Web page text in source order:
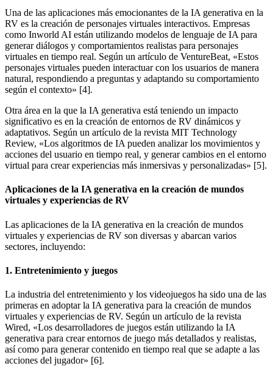
Una de las aplicaciones más emocionantes de la IA generativa en la
RV es la creación de personajes virtuales interactivos. Empresas
como Inworld AI están utilizando modelos de lenguaje de IA para
generar diálogos y comportamientos realistas para personajes
virtuales en tiempo real. Según un artículo de VentureBeat, «Estos
personajes virtuales pueden interactuar con los usuarios de manera
natural, respondiendo a preguntas y adaptando su comportamiento
según el contexto» [4].
Otra área en la que la IA generativa está teniendo un impacto
significativo es en la creación de entornos de RV dinámicos y
adaptativos. Según un artículo de la revista MIT Technology
Review, «Los algoritmos de IA pueden analizar los movimientos y
acciones del usuario en tiempo real, y generar cambios en el entorno
virtual para crear experiencias más inmersivas y personalizadas» [5].
Aplicaciones de la IA generativa en la creación de mundos
virtuales y experiencias de RV
Las aplicaciones de la IA generativa en la creación de mundos
virtuales y experiencias de RV son diversas y abarcan varios
sectores, incluyendo:
1. Entretenimiento y juegos
La industria del entretenimiento y los videojuegos ha sido una de las
primeras en adoptar la IA generativa para la creación de mundos
virtuales y experiencias de RV. Según un artículo de la revista
Wired, «Los desarrolladores de juegos están utilizando la IA
generativa para crear entornos de juego más detallados y realistas,
así como para generar contenido en tiempo real que se adapte a las
acciones del jugador» [6].